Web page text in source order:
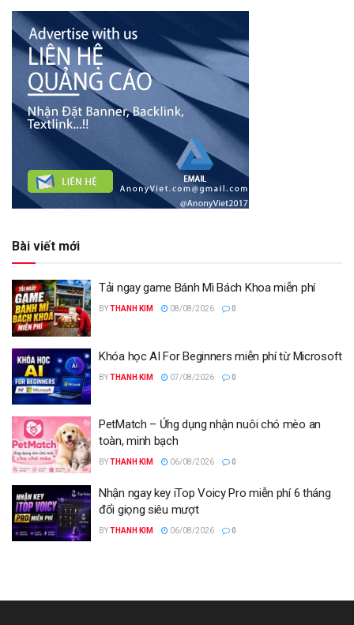
Bài viết mới
Tải ngay game Bánh Mì Bách Khoa miễn phí
BYTHANH KIM 08/08/2026 0
Khóa học AI For Beginners miễn phí từ Microsoft
BYTHANH KIM 07/08/2026 0
PetMatch – Ứng dụng nhận nuôi chó mèo an
toàn, minh bạch
BYTHANH KIM 06/08/2026 0
Nhận ngay key iTop Voicy Pro miễn phí 6 tháng
đổi giọng siêu mượt
BYTHANH KIM 06/08/2026 0